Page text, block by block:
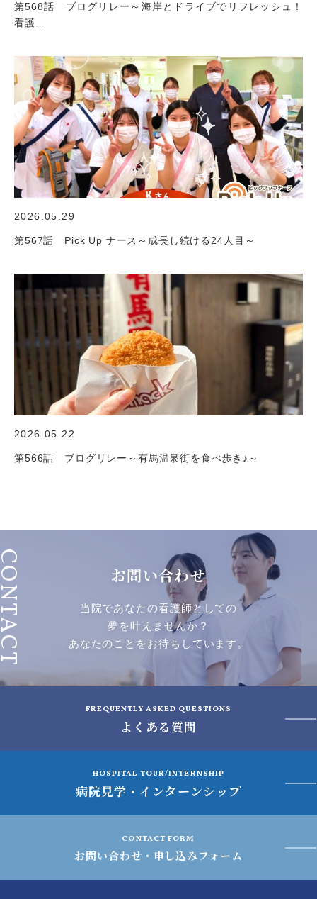
第568話 ブログリレー～海岸とドライブでリフレッシュ！
看護...
2026.05.29
第567話 Pick Up ナース～成長し続ける24人目～
2026.05.22
第566話 ブログリレー～有馬温泉街を食べ歩き♪～
お問い合わせ
当院であなたの看護師としての
夢を叶えませんか？
あなたのことをお待ちしています。
FREQUENTLY ASKED QUESTIONS
よくある質問
HOSPITAL TOUR/INTERNSHIP
病院見学・インターンシップ
CONTACT FORM
お問い合わせ・申し込みフォーム